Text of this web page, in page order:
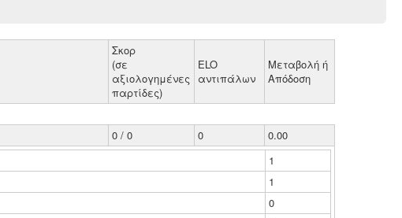
Σκορ
(σε
αξιολογημένες
παρτίδες)
ELO
αντιπάλων
Μεταβολή ή
Απόδοση
0 / 0 0
0.00
1
1
0